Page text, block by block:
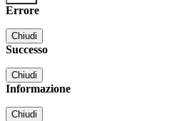
Errore
Chiudi
Successo
Chiudi
Informazione
Chiudi